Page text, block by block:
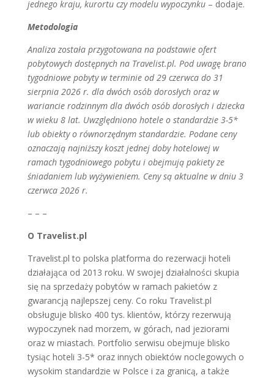
jednego kraju, kurortu czy modelu wypoczynku– dodaje.
Metodologia
Analiza została przygotowana na podstawie ofert
pobytowych dostępnych na Travelist.pl. Pod uwagę brano
tygodniowe pobyty w terminie od 29 czerwca do 31
sierpnia 2026 r. dla dwóch osób dorosłych oraz w
wariancie rodzinnym dla dwóch osób dorosłych i dziecka
w wieku 8 lat. Uwzględniono hotele o standardzie 3-5*
lub obiekty o równorzędnym standardzie. Podane ceny
oznaczają najniższy koszt jednej doby hotelowej w
ramach tygodniowego pobytu i obejmują pakiety ze
śniadaniem lub wyżywieniem. Ceny są aktualne w dniu 3
czerwca 2026 r.
– – –
O Travelist.pl
Travelist.pl to polska platforma do rezerwacji hoteli
działająca od 2013 roku. W swojej działalności skupia
się na sprzedaży pobytów w ramach pakietów z
gwarancją najlepszej ceny. Co roku Travelist.pl
obsługuje blisko 400 tys. klientów, którzy rezerwują
wypoczynek nad morzem, w górach, nad jeziorami
oraz w miastach. Portfolio serwisu obejmuje blisko
tysiąc hoteli 3-5* oraz innych obiektów noclegowych o
wysokim standardzie w Polsce i za granicą, a także